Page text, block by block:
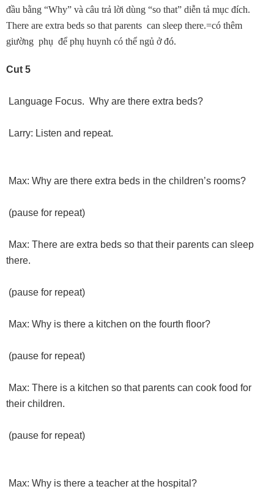
đầu bằng “Why” và câu trả lời dùng “so that” diễn tả mục đích.
There are extra beds so that parents can sleep there.=có thêm
giường phụ để phụ huynh có thể ngủ ở đó.
Cut 5
Language Focus. Why are there extra beds?
Larry: Listen and repeat.
Max: Why are there extra beds in the children’s rooms?
(pause for repeat)
Max: There are extra beds so that their parents can sleep
there.
(pause for repeat)
Max: Why is there a kitchen on the fourth floor?
(pause for repeat)
Max: There is a kitchen so that parents can cook food for
their children.
(pause for repeat)
Max: Why is there a teacher at the hospital?